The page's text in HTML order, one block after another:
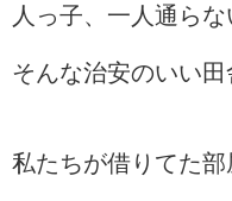
人っ子、一人通ら
そんな治安のいい田
私たちが借りてた